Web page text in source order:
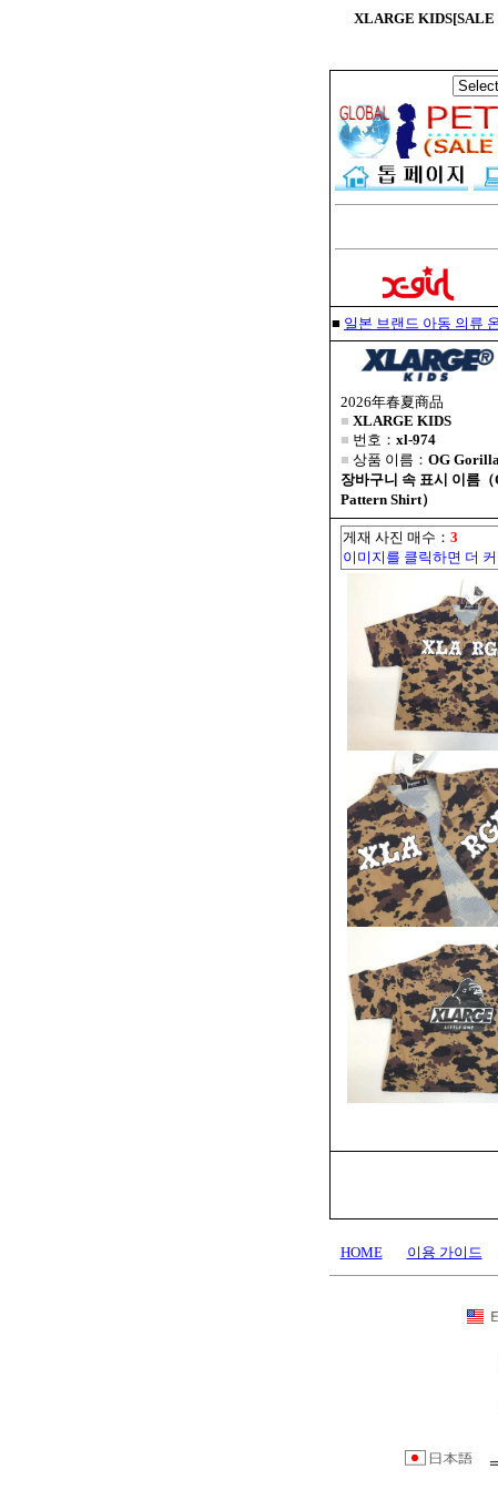
XLARGE KIDS[SALE
■ 일본 브랜드 아동 의류
2026年春夏商品
■ XLARGE KIDS
■ 번호： xl-974
■ 상품 이름： OG
장바구니 속 표시 이름
Pattern Shirt）
게재 사진 매수： 3
이미지를 클릭하면 더
HOME 이용 가이드